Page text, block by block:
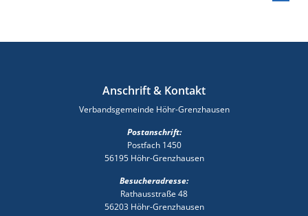
Anschrift & Kontakt
Verbandsgemeinde Höhr-Grenzhausen
Postanschrift:
Postfach 1450
56195 Höhr-Grenzhausen
Besucheradresse:
Rathausstraße 48
56203 Höhr-Grenzhausen